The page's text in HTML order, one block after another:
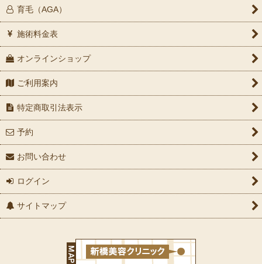
育毛（AGA）
施術料金表
オンラインショップ
ご利用案内
特定商取引法表示
予約
お問い合わせ
ログイン
サイトマップ